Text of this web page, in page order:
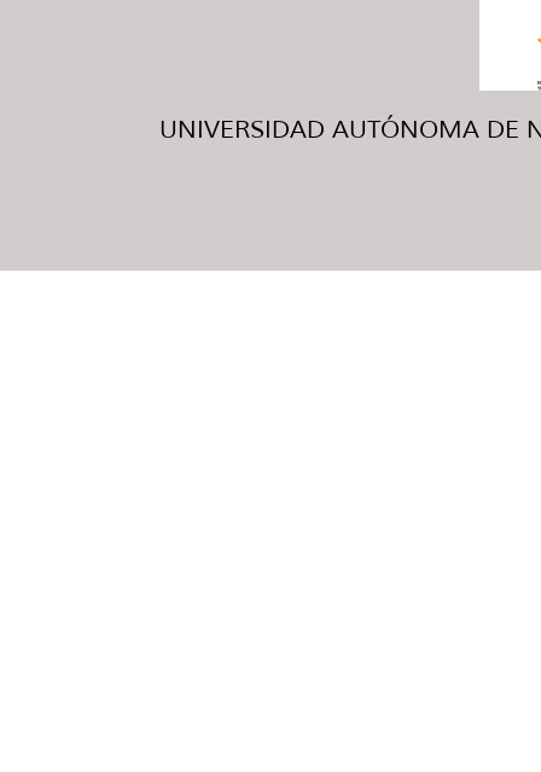
UNIVERSIDAD AUTÓNOMA DE